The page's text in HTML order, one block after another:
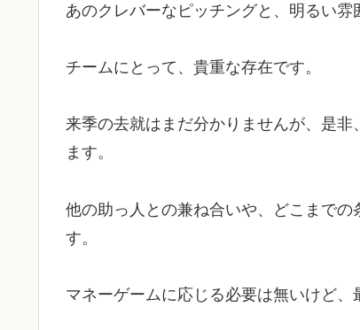
あのクレバーなピッチングと、明るい雰
チームにとって、貴重な存在です。
来季の去就はまだ分かりませんが、是
ます。
他の助っ人との兼ね合いや、どこまで
す。
マネーゲームに応じる必要は無いけど、